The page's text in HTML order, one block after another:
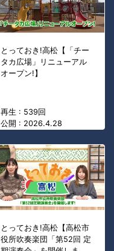
とっておき!高松【「チー
タカ広場」リニューアル
オープン!】
再生 : 539回
公開 : 2026.4.28
とっておき!高松【高松市
役所吹奏楽団「第52回 定